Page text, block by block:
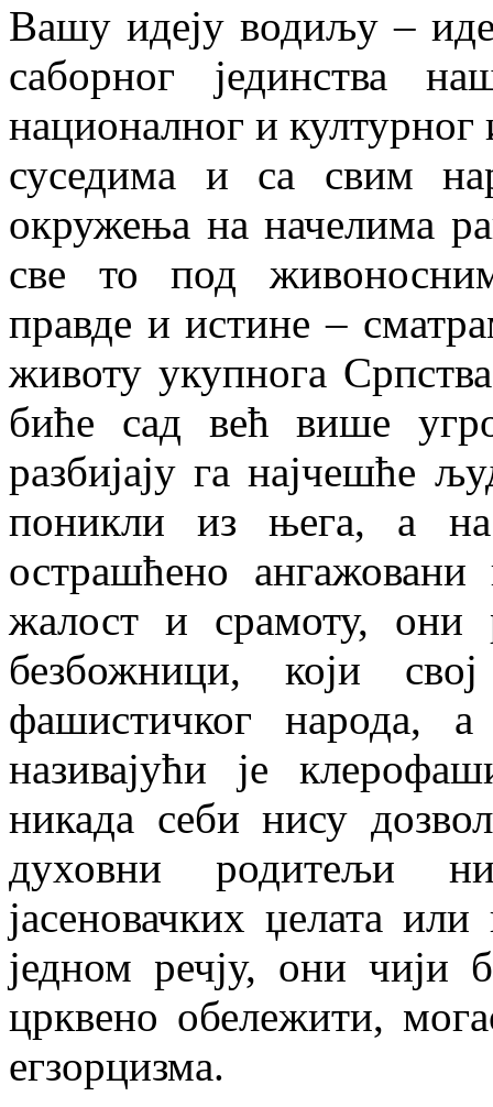
Вашу идеју водиљу –
саборног јединства
националног и културног
суседима и са свим
окружења на начелима
све то под
правде и истине –
животу укупнога
биће сад већ више
разбијају га најчешће
поникли из њега, а
острашћено
жалост и срамоту, они
безбожници, који
фашистичког народа,
називајући је
никада себи нису
духовни родитељи
јасеновачких џелата
једном речју, они чији
црквено обележити,
егзорцизма.